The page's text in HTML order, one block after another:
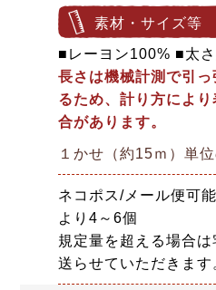
素材・サイズ等
■レーヨン100% ■太さ
長さは機械計測で引
るため、計り方によ
合があります。
１かせ（約15ｍ）単位
ネコポス/メール便可
より4～6個
規定量を超える場合
送らせていただきます